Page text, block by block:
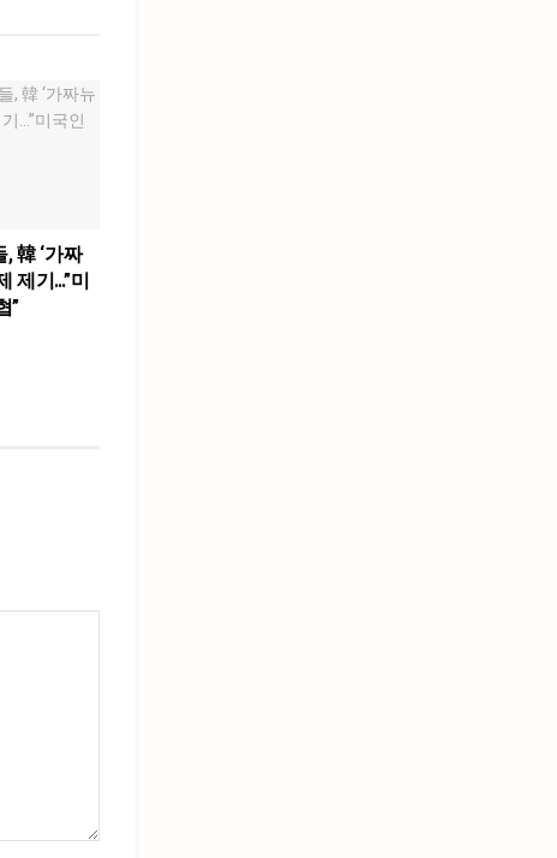
韓 ‘가짜
제기…”미
”